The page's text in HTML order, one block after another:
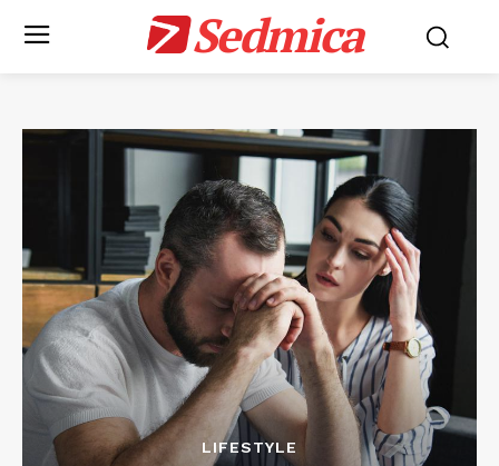
Sedmica
LIFESTYLE